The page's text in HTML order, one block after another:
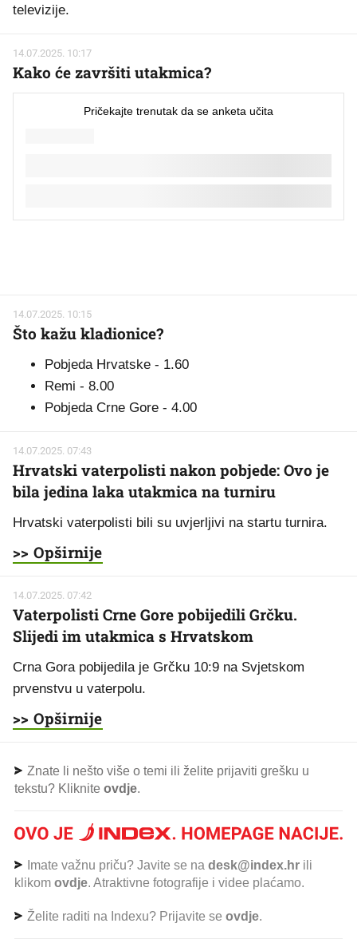
televizije.
14.07.2025. 10:17
Kako će završiti utakmica?
14.07.2025. 10:15
Što kažu kladionice?
Pobjeda Hrvatske - 1.60
Remi - 8.00
Pobjeda Crne Gore - 4.00
14.07.2025. 07:43
Hrvatski vaterpolisti nakon pobjede: Ovo je
bila jedina laka utakmica na turniru
Hrvatski vaterpolisti bili su uvjerljivi na startu turnira.
>> Opširnije
14.07.2025. 07:42
Vaterpolisti Crne Gore pobijedili Grčku.
Slijedi im utakmica s Hrvatskom
Crna Gora pobijedila je Grčku 10:9 na Svjetskom
prvenstvu u vaterpolu.
>> Opširnije
Znate li nešto više o temi ili želite prijaviti grešku u
tekstu? Kliknite ovdje.
Imate važnu priču? Javite se na desk@index.hr ili
klikom ovdje. Atraktivne fotografije i videe plaćamo.
Želite raditi na Indexu? Prijavite se ovdje.